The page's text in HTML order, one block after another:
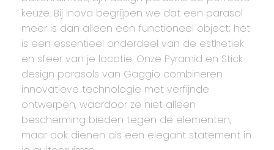
keuze. Bij Inova begrijpen we dat een parasol
meer is dan alleen een functioneel object; het
is een essentieel onderdeel van de esthetiek
en sfeer van je locatie. Onze Pyramid en Stick
design parasols van Gaggio combineren
innovatieve technologie met verfijnde
ontwerpen, waardoor ze niet alleen
bescherming bieden tegen de elementen,
maar ook dienen als een elegant statement in